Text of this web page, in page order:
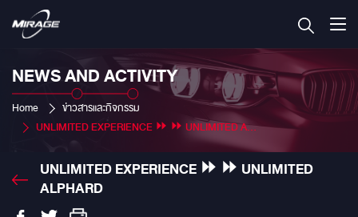
NEWS AND ACTIVITY
Home
ข่าวสารและกิจกรรม
UNLIMITED EXPERIENCE ⏩ ⏩ UNLIMITED ALPHARD
UNLIMITED EXPERIENCE ⏩ ⏩ UNLIMITED
ALPHARD